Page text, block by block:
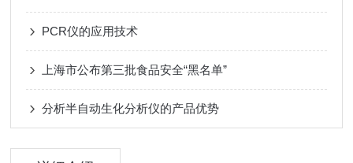
PCR仪的应用技术
上海市公布第三批食品安全“黑名单”
分析半自动生化分析仪的产品优势